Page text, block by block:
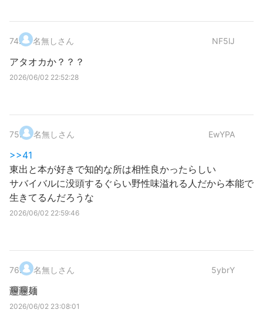
74. 名無しさん NF5lJ
アタオカか？？？
2026/06/02 22:52:28
75. 名無しさん EwYPA
>>41
東出と本が好きで知的な所は相性良かったらしい
サバイバルに没頭するぐらい野性味溢れる人だから本能で
生きてるんだろうな
2026/06/02 22:59:46
76. 名無しさん 5ybrY
𰻞𰻞麺
2026/06/02 23:08:01